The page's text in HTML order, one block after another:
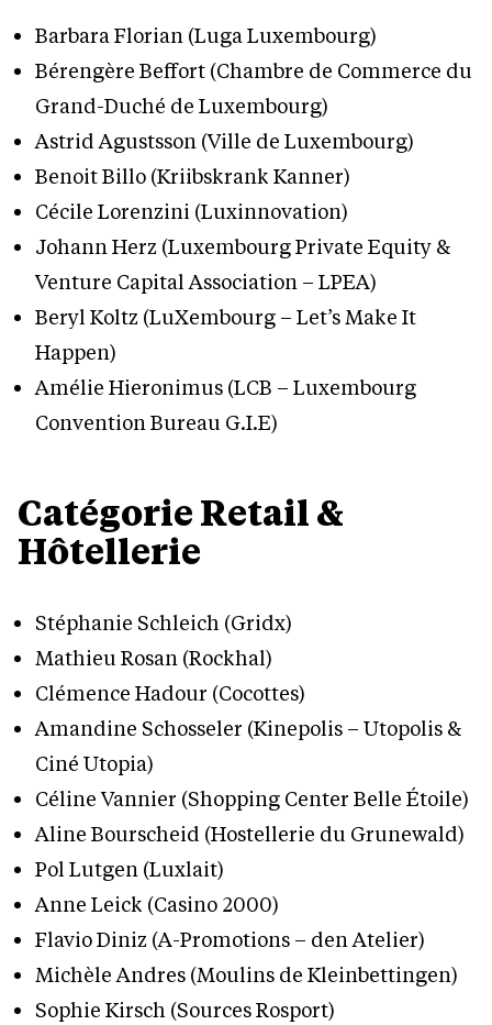
Barbara Florian (Luga Luxembourg)
Bérengère Beffort (Chambre de Commerce du
Grand-Duché de Luxembourg)
Astrid Agustsson (Ville de Luxembourg)
Benoit Billo (Kriibskrank Kanner)
Cécile Lorenzini (Luxinnovation)
Johann Herz (Luxembourg Private Equity &
Venture Capital Association – LPEA)
Beryl Koltz (LuXembourg – Let’s Make It
Happen)
Amélie Hieronimus (LCB – Luxembourg
Convention Bureau G.I.E)
Catégorie Retail &
Hôtellerie
Stéphanie Schleich (Gridx)
Mathieu Rosan (Rockhal)
Clémence Hadour (Cocottes)
Amandine Schosseler (Kinepolis – Utopolis &
Ciné Utopia)
Céline Vannier (Shopping Center Belle Étoile)
Aline Bourscheid (Hostellerie du Grunewald)
Pol Lutgen (Luxlait)
Anne Leick (Casino 2000)
Flavio Diniz (A-Promotions – den Atelier)
Michèle Andres (Moulins de Kleinbettingen)
Sophie Kirsch (Sources Rosport)